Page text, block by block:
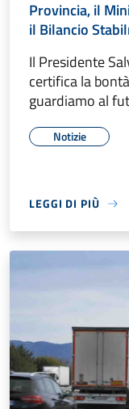
Provincia, il
il Bilancio
Il Presidente
certifica la
guardiamo al
Notizie
LEGGI DI PIÙ